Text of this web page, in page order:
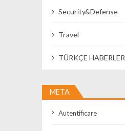
Security&Defense
Travel
TÜRKÇE HABERLER
META
Autentificare